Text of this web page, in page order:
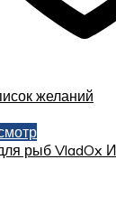
желаний